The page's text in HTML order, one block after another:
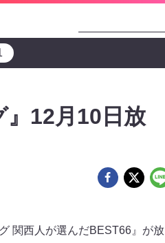
』12月10日放
関西人が選んだBEST66』が放